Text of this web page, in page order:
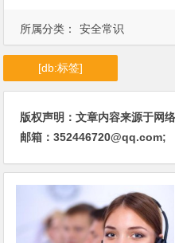
所属分类： 安全常识
[db:标签]
版权声明：文章内容来源于网
邮箱：352446720@qq.com;